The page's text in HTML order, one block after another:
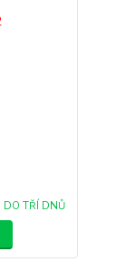
DO TŘÍ DNŮ